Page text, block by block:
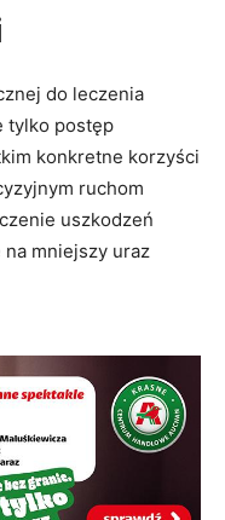
do leczenia
tylko postęp
konkretne korzyści
ruchom
uszkodzeń
na mniejszy uraz